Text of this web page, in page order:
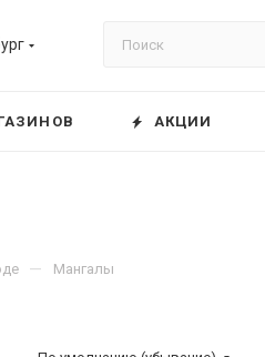
АКЦИИ
— Мангалы